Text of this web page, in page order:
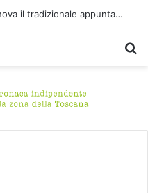
A Capranica Prenestina si rinnova il tradizionale appuntamento con il Concerto di Ferragosto presso il Tempio della Maddalena.